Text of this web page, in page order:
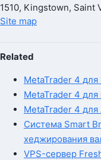
1510, Kingstown, Saint
Site map
Related
MetaTrader 4 для
MetaTrader 4 для
MetaTrader 4 для
Система Smart
хеджирования
VPS-сервер